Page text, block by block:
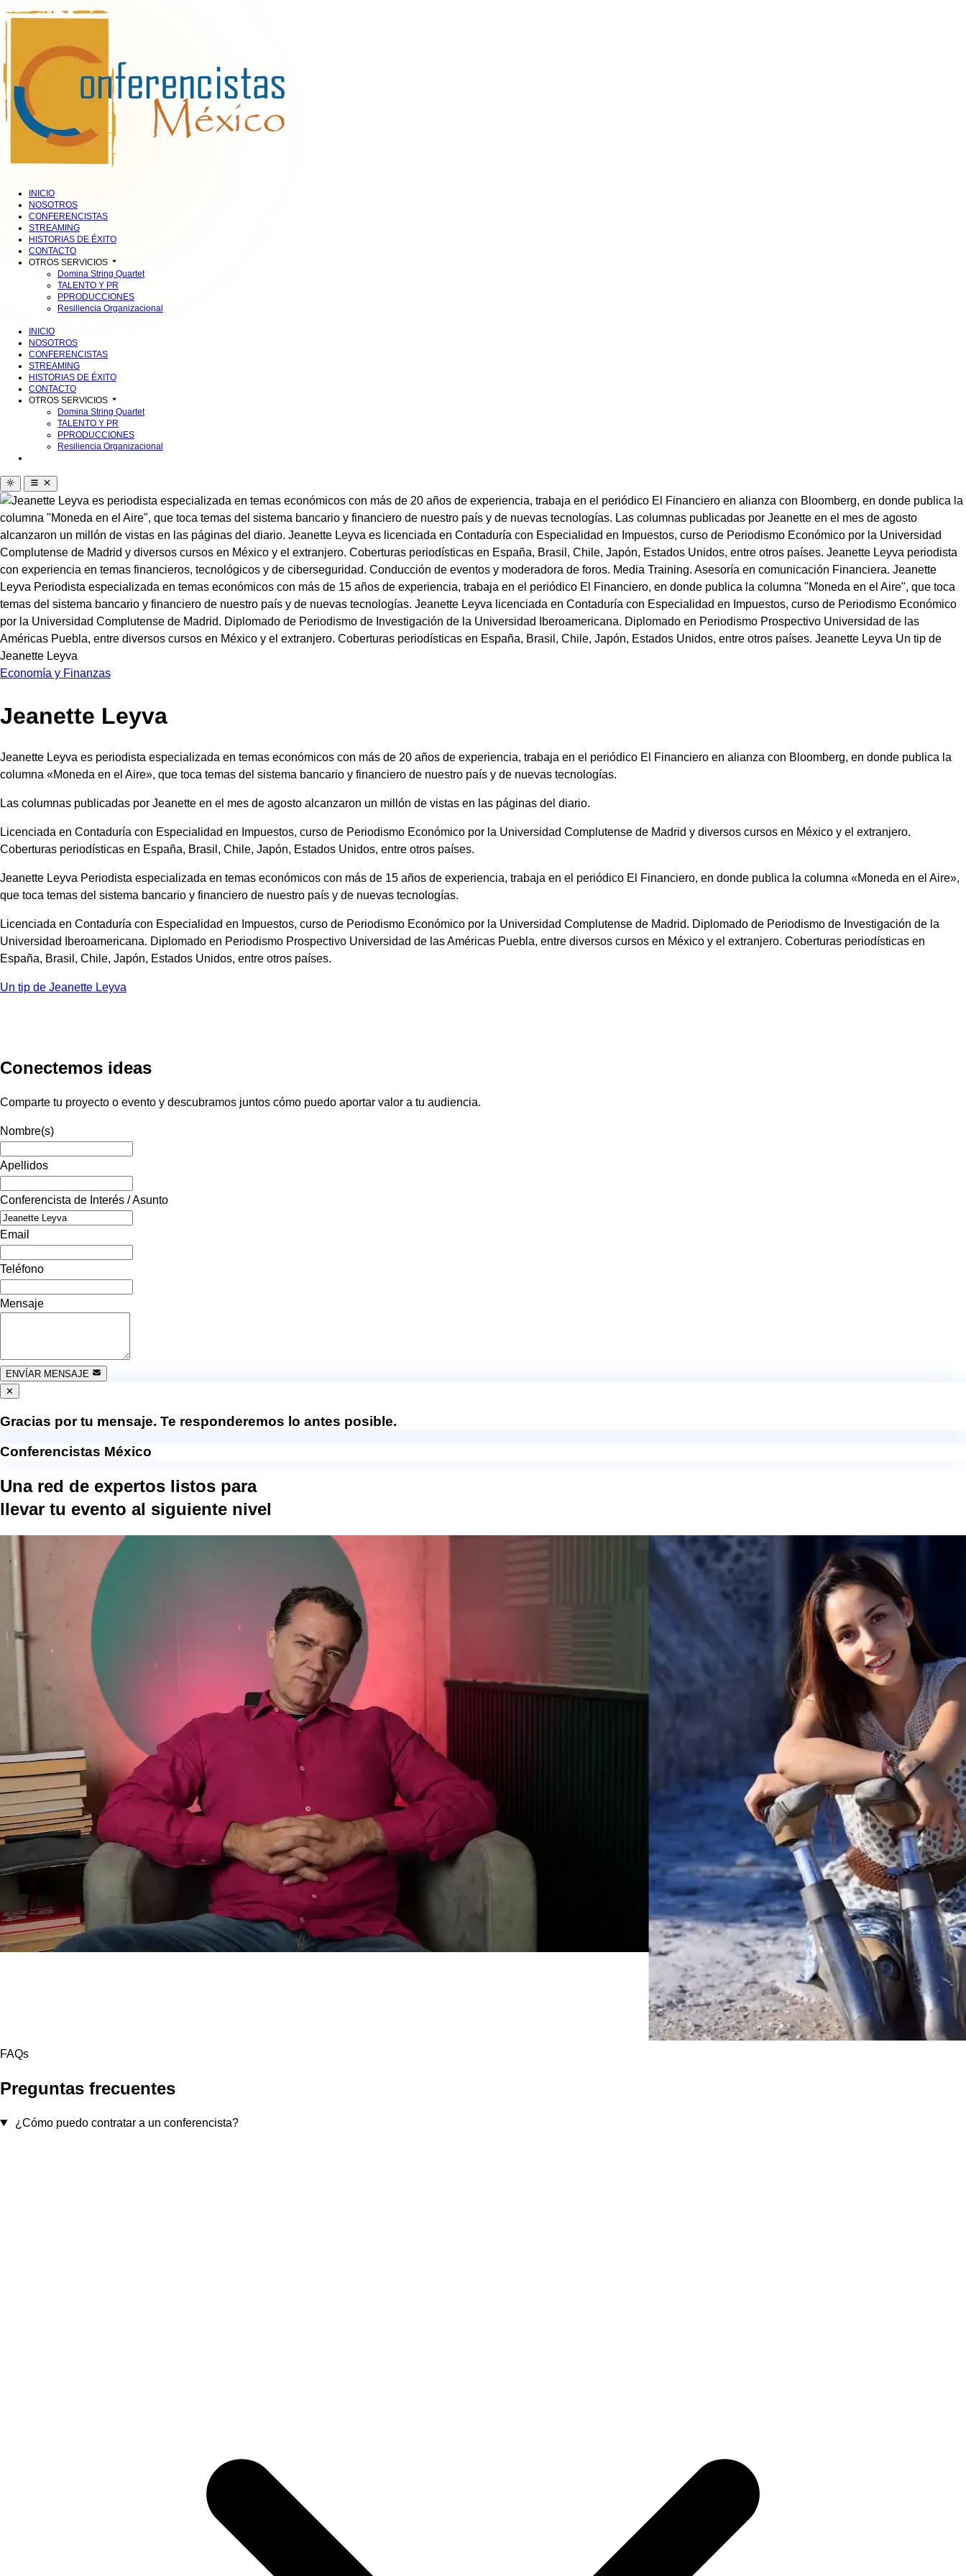
INICIO
NOSOTROS
CONFERENCISTAS
STREAMING
HISTORIAS DE ÉXITO
CONTACTO
OTROS SERVICIOS
Domina String Quartet
TALENTO Y PR
PPRODUCCIONES
Resiliencia Organizacional
INICIO
NOSOTROS
CONFERENCISTAS
STREAMING
HISTORIAS DE ÉXITO
CONTACTO
OTROS SERVICIOS
Domina String Quartet
TALENTO Y PR
PPRODUCCIONES
Resiliencia Organizacional
Economía y Finanzas
Jeanette Leyva
Jeanette Leyva es periodista especializada en temas económicos con más de 20 años de experiencia, trabaja en el periódico El Financiero en alianza con Bloomberg, en donde publica la
columna «Moneda en el Aire», que toca temas del sistema bancario y financiero de nuestro país y de nuevas tecnologías.
Las columnas publicadas por Jeanette en el mes de agosto alcanzaron un millón de vistas en las páginas del diario.
Licenciada en Contaduría con Especialidad en Impuestos, curso de Periodismo Económico por la Universidad Complutense de Madrid y diversos cursos en México y el extranjero.
Coberturas periodísticas en España, Brasil, Chile, Japón, Estados Unidos, entre otros países.
Jeanette Leyva Periodista especializada en temas económicos con más de 15 años de experiencia, trabaja en el periódico El Financiero, en donde publica la columna «Moneda en el Aire»,
que toca temas del sistema bancario y financiero de nuestro país y de nuevas tecnologías.
Licenciada en Contaduría con Especialidad en Impuestos, curso de Periodismo Económico por la Universidad Complutense de Madrid. Diplomado de Periodismo de Investigación de la
Universidad Iberoamericana. Diplomado en Periodismo Prospectivo Universidad de las Américas Puebla, entre diversos cursos en México y el extranjero. Coberturas periodísticas en
España, Brasil, Chile, Japón, Estados Unidos, entre otros países.
Un tip de Jeanette Leyva
Conectemos ideas
Comparte tu proyecto o evento y descubramos juntos cómo puedo aportar valor a tu audiencia.
Nombre(s)
Apellidos
Conferencista de Interés / Asunto
Email
Teléfono
Mensaje
ENVÍAR MENSAJE
✕
Gracias por tu mensaje. Te responderemos lo antes posible.
Conferencistas México
Una red de expertos listos para
llevar tu evento al siguiente nivel
FAQs
Preguntas frecuentes
¿Cómo puedo contratar a un conferencista?